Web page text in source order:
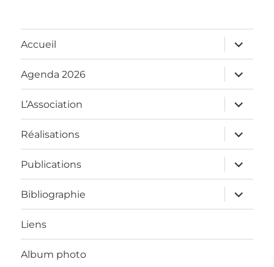
Accueil
ouvrir
le
sous-
menu
Agenda 2026
ouvrir
le
sous-
menu
L’Association
ouvrir
le
sous-
menu
Réalisations
ouvrir
le
sous-
menu
Publications
ouvrir
le
sous-
menu
Bibliographie
ouvrir
le
sous-
Liens
Album photo